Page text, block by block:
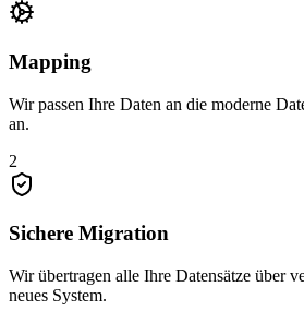
Mapping
Wir passen Ihre Daten an die moderne
an.
2
Sichere Migration
Wir übertragen alle Ihre Datensätze über
neues System.